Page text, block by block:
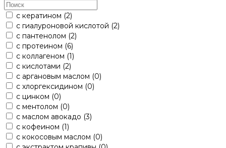
с кератином (2)
с гиалуроновой кислотой (2)
с пантенолом (2)
с протеином (6)
с коллагеном (1)
с кислотами (2)
с аргановым маслом (0)
с хлоргексидином (0)
с цинком (0)
с ментолом (0)
с маслом авокадо (3)
с кофеином (1)
с кокосовым маслом (0)